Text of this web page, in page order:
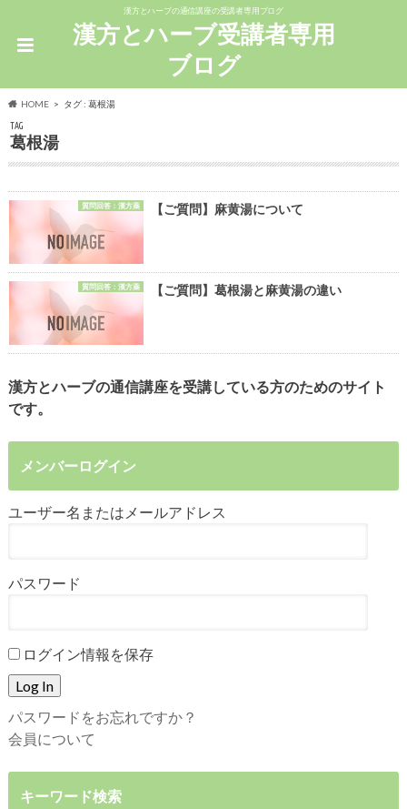
漢方とハーブの通信講座の受講者専用ブログ
漢方とハーブ受講者専用
ブログ
HOME タグ : 葛根湯
TAG
葛根湯
質問回答：漢方薬 【ご質問】麻黄湯について
質問回答：漢方薬 【ご質問】葛根湯と麻黄湯の違い
漢方とハーブの通信講座を受講している方のためのサイト
です。
メンバーログイン
ユーザー名またはメールアドレス
パスワード
ログイン情報を保存
パスワードをお忘れですか？
会員について
キーワード検索